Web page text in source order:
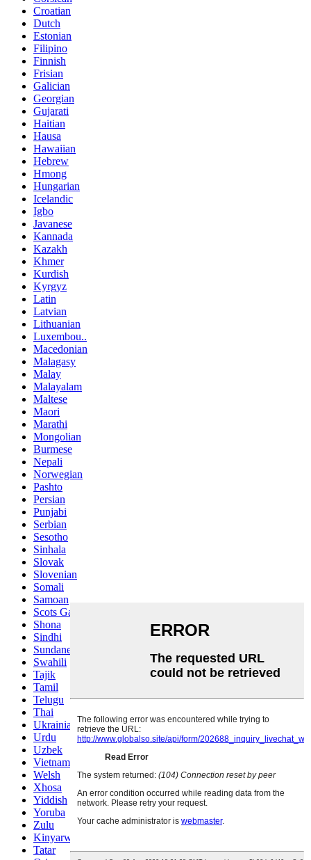
Croatian
Dutch
Estonian
Filipino
Finnish
Frisian
Galician
Georgian
Gujarati
Haitian
Hausa
Hawaiian
Hebrew
Hmong
Hungarian
Icelandic
Igbo
Javanese
Kannada
Kazakh
Khmer
Kurdish
Kyrgyz
Latin
Latvian
Lithuanian
Luxembou..
Macedonian
Malagasy
Malay
Malayalam
Maltese
Maori
Marathi
Mongolian
Burmese
Nepali
Norwegian
Pashto
Persian
Punjabi
Serbian
Sesotho
Sinhala
Slovak
Slovenian
Somali
Samoan
Scots Gaelic
Shona
Sindhi
Sundanese
Swahili
Tajik
Tamil
Telugu
Thai
Ukrainian
Urdu
Uzbek
Vietnamese
Welsh
Xhosa
Yiddish
Yoruba
Zulu
Kinyarwanda
Tatar